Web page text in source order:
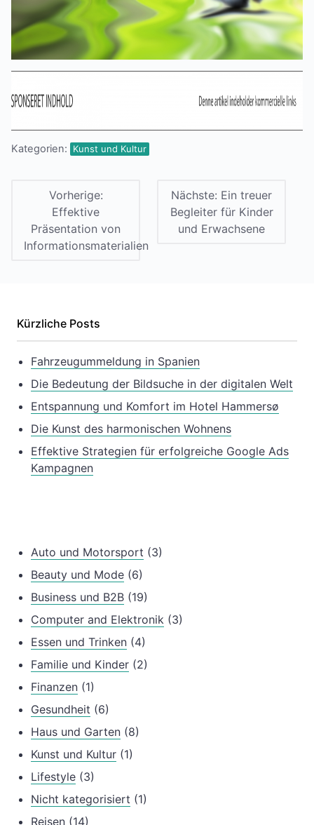
Kategorien: Kunst und Kultur
Vorherige:
Effektive
Präsentation von
Informationsmaterialien
Nächste: Ein treuer
Begleiter für Kinder
und Erwachsene
Kürzliche Posts
Fahrzeugummeldung in Spanien
Die Bedeutung der Bildsuche in der digitalen Welt
Entspannung und Komfort im Hotel Hammersø
Die Kunst des harmonischen Wohnens
Effektive Strategien für erfolgreiche Google Ads
Kampagnen
Auto und Motorsport (3)
Beauty und Mode (6)
Business und B2B (19)
Computer and Elektronik (3)
Essen und Trinken (4)
Familie und Kinder (2)
Finanzen (1)
Gesundheit (6)
Haus und Garten (8)
Kunst und Kultur (1)
Lifestyle (3)
Nicht kategorisiert (1)
Reisen (14)